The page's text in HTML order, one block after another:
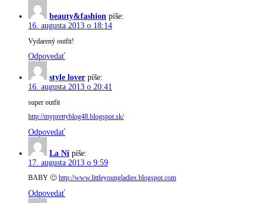
beauty&fashion píše:
16. augusta 2013 o 18:14
Vydarený outfit!
Odpovedať
style lover píše:
16. augusta 2013 o 20:41
super outfit
http://myprettyblog48.blogspot.sk/
Odpovedať
La Ni píše:
17. augusta 2013 o 9:59
BABY 🙂 http://www.littleyoungladies.blogspot.com
Odpovedať